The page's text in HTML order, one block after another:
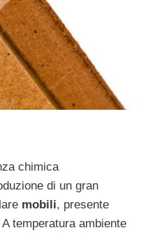
chimica
di un gran
mobili, presente
temperatura ambiente